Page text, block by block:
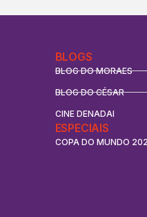
BLOGS
BLOG DO MORAES
BLOG DO CÉSAR
CINE DENADAI
ESPECIAIS
COPA DO MUNDO